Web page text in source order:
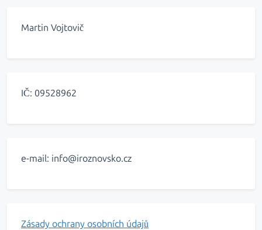
Martin Vojtovič
IČ: 09528962
e-mail: info@iroznovsko.cz
Zásady ochrany osobních údajů